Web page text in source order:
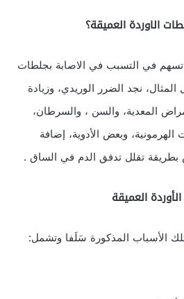
الاوردة العميقة؟
في التسبب في الاصابة بجلطات
نجد الضرر الوريدي، وزيادة
المعدية، والسن ، والسرطان،
الهرمونية، وبعض الأدوية، إضافة
تقلل تدفق الدم في الساق .
العميقة
الأسباب المذكورة سَلَفا وتشمل: